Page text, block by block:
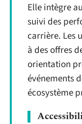
Elle intègre
suivi des
carrière. Les
à des offres
orientation
événements
écosystème